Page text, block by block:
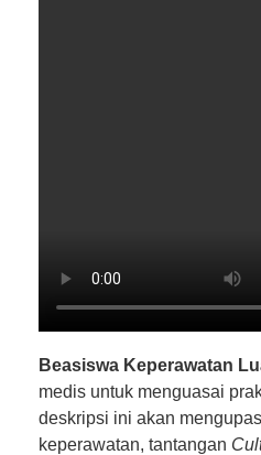
Beasiswa Keperawatan
medis untuk menguasai
deskripsi ini akan
keperawatan, tantangan